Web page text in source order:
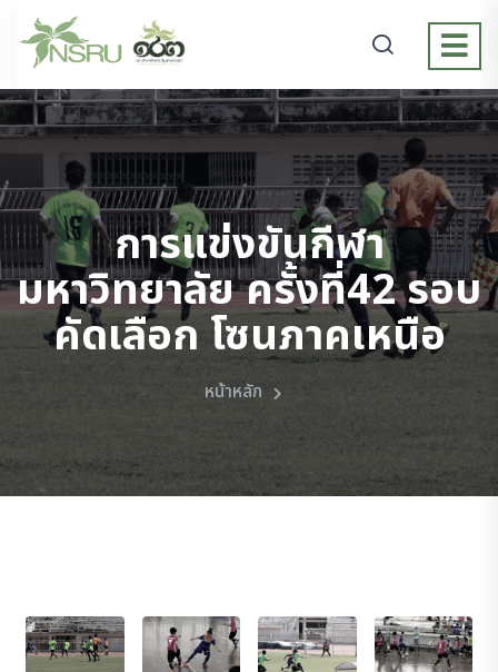
การแข่งขันกีฬา
มหาวิทยาลัย ครั้งที่42 รอบ
คัดเลือก โซนภาคเหนือ
หน้าหลัก